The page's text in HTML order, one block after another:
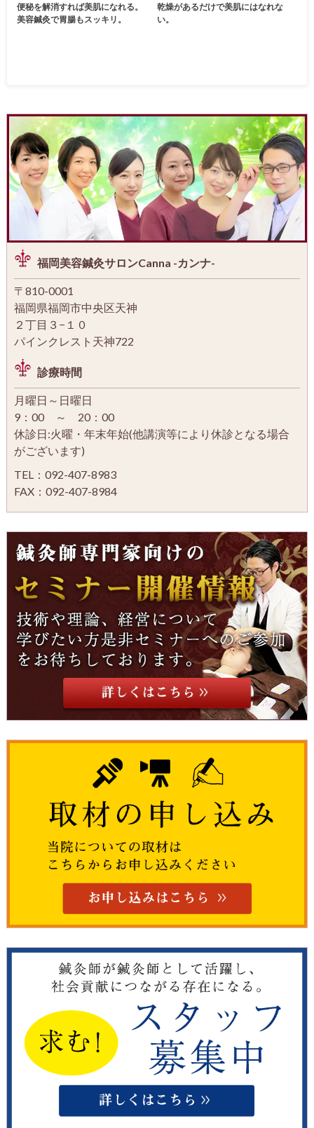
便秘を解消すれば美肌になれる。
美容鍼灸で胃腸もスッキリ。
乾燥があるだけで美肌にはなれな
い。
福岡美容鍼灸サロンCanna -カンナ-
〒810-0001
福岡県福岡市中央区天神
２丁目３−１０
パインクレスト天神722
診療時間
月曜日～日曜日
9：00 ～ 20：00
休診日:火曜・年末年始(他講演等により休診となる場合
がございます)
TEL：092-407-8983
FAX：092-407-8984